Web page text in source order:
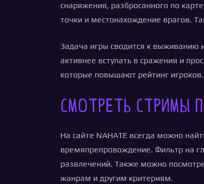
снаряжения, разбросанного по
точки и местонахождение врагов.
Задача игры сводится к выживанию
активнее вступать в сражения и
которые повышают рейтинг игроков.
Смотреть стримы
На сайте NAHATE всегда можно
времяпрепровождение. Фильтр на
развлечений. Также можно
жанрам и другим критериям.